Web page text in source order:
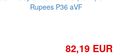
82,19 EUR